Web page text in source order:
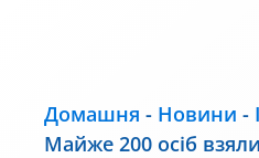
Домашня - Новини -
Майже 200 осіб